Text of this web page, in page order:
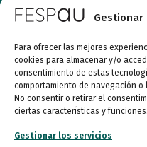
Para ofrecer las mejores
cookies para almacenar y/o
consentimiento de estas
comportamiento de navegación
No consentir o retirar el
ciertas características y funciones.
Gestionar los servicios
Entidades
Autismo
Recursos